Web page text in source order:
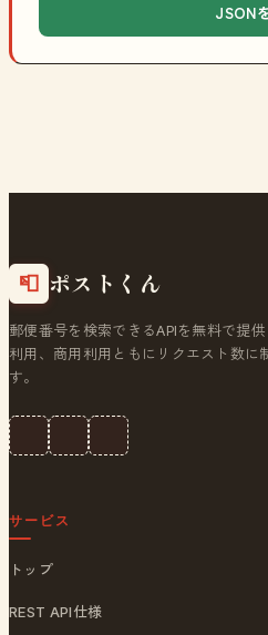
JSON
📮 ポストくん
郵便番号を検索できるAPIを無料で提
利用、商用利用ともにリクエスト数に
す。
サービス
トップ
REST API仕様